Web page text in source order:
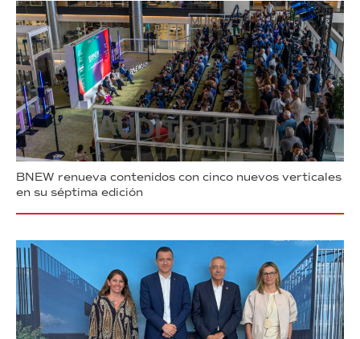
BNEW renueva contenidos con cinco nuevos verticales
en su séptima edición